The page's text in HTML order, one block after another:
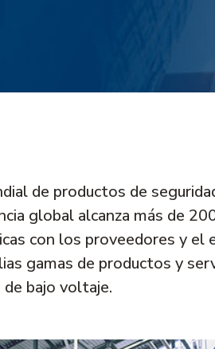
de productos de
global alcanza más de
con los proveedores y el
gamas de productos y
de bajo voltaje.